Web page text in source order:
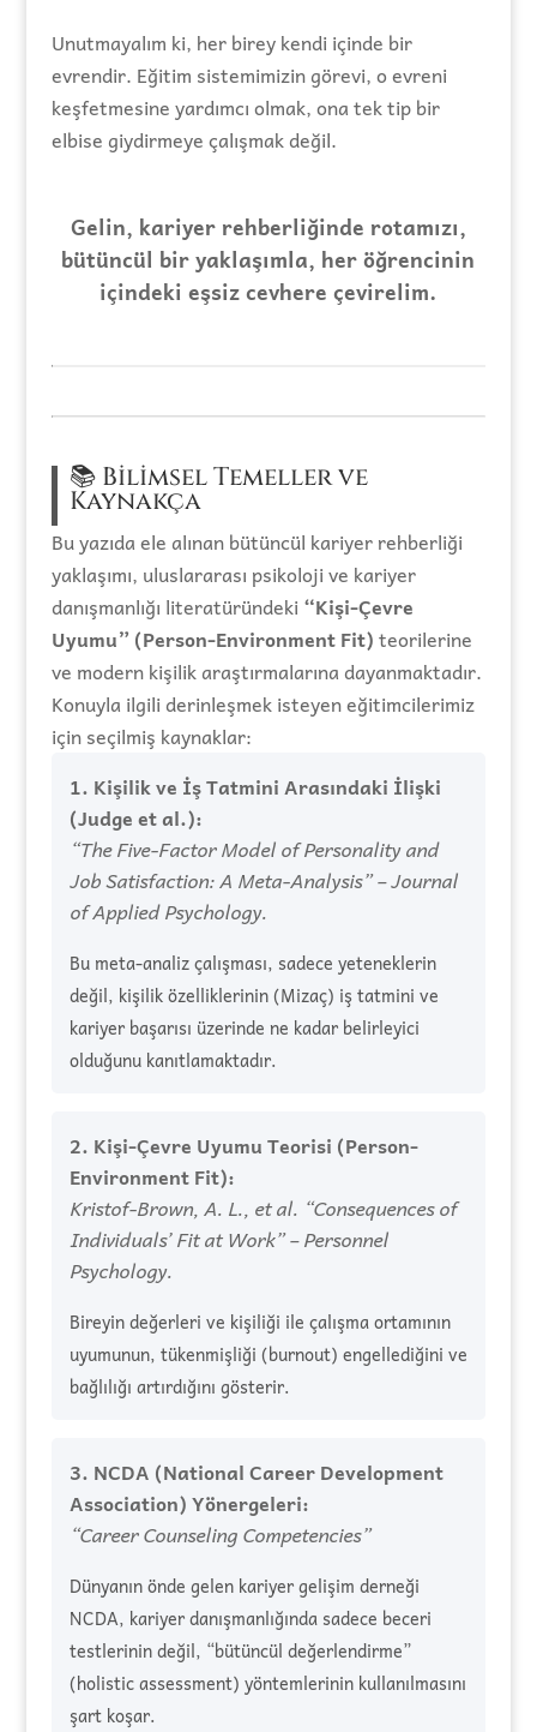
Unutmayalım ki, her birey kendi içinde bir
evrendir. Eğitim sistemimizin görevi, o evreni
keşfetmesine yardımcı olmak, ona tek tip bir
elbise giydirmeye çalışmak değil.
Gelin, kariyer rehberliğinde rotamızı,
bütüncül bir yaklaşımla, her öğrencinin
içindeki eşsiz cevhere çevirelim.
📚 Bilimsel Temeller ve
Kaynakça
Bu yazıda ele alınan bütüncül kariyer rehberliği
yaklaşımı, uluslararası psikoloji ve kariyer
danışmanlığı literatüründeki “Kişi-Çevre
Uyumu” (Person-Environment Fit)teorilerine
ve modern kişilik araştırmalarına dayanmaktadır.
Konuyla ilgili derinleşmek isteyen eğitimcilerimiz
için seçilmiş kaynaklar:
1. Kişilik ve İş Tatmini Arasındaki İlişki
(Judge et al.):
“The Five-Factor Model of Personality and
Job Satisfaction: A Meta-Analysis” – Journal
of Applied Psychology.
Bu meta-analiz çalışması, sadece yeteneklerin
değil, kişilik özelliklerinin (Mizaç) iş tatmini ve
kariyer başarısı üzerinde ne kadar belirleyici
olduğunu kanıtlamaktadır.
2. Kişi-Çevre Uyumu Teorisi (Person-
Environment Fit):
Kristof-Brown, A. L., et al. “Consequences of
Individuals’ Fit at Work” – Personnel
Psychology.
Bireyin değerleri ve kişiliği ile çalışma ortamının
uyumunun, tükenmişliği (burnout) engellediğini ve
bağlılığı artırdığını gösterir.
3. NCDA (National Career Development
Association) Yönergeleri:
“Career Counseling Competencies”
Dünyanın önde gelen kariyer gelişim derneği
NCDA, kariyer danışmanlığında sadece beceri
testlerinin değil, “bütüncül değerlendirme”
(holistic assessment) yöntemlerinin kullanılmasını
şart koşar.